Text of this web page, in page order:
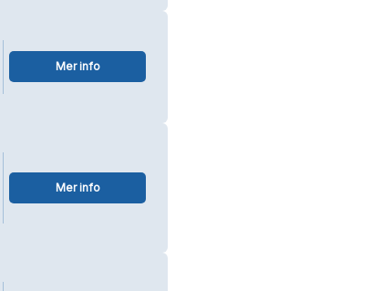
Mer info
Mer info